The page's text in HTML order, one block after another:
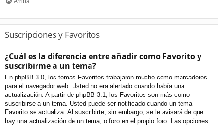
Arriba
Suscripciones y Favoritos
¿Cuál es la diferencia entre añadir como Favorito y
suscribirme a un tema?
En phpBB 3.0, los temas Favoritos trabajaron mucho como marcadores
para el navegador web. Usted no era alertado cuando había una
actualización. A partir de phpBB 3.1, los Favoritos son más como
suscribirse a un tema. Usted puede ser notificado cuando un tema
Favorito se actualiza. Al suscribirte, sin embargo, se le avisará de que
hay una actualización de un tema, o foro en el propio foro. Las opciones